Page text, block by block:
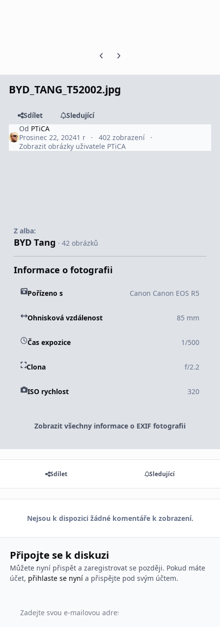
Předchozí snímek karuselu
Další snímek karuselu
BYD_TANG_T52002.jpg
Sdílet
Sledující
Od PTiCA
Prosinec 22, 20241 r
402 zobrazení
Zobrazit obrázky uživatele PTiCA
Z alba:
BYD Tang · 42 obrázků
Informace o fotografii
Pořízeno s Canon Canon EOS R5
Ohnisková vzdálenost 85 mm
Čas expozice 1/500
Clona f/2.2
ISO rychlost 320
Zobrazit všechny informace o EXIF fotografii
Sdílet Sledující
Nejsou k dispozici žádné komentáře k zobrazení.
Připojte se k diskuzi
Můžete nyní přispět a zaregistrovat se později. Pokud máte
účet, přihlaste se nynía přispějte pod svým účtem.